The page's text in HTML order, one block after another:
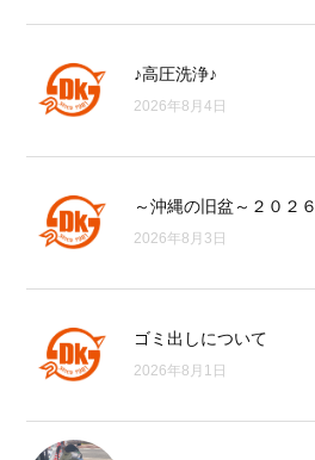
♪高圧洗浄♪
2026年8月4日
～沖縄の旧盆～２０２６
2026年8月3日
ゴミ出しについて
2026年8月1日